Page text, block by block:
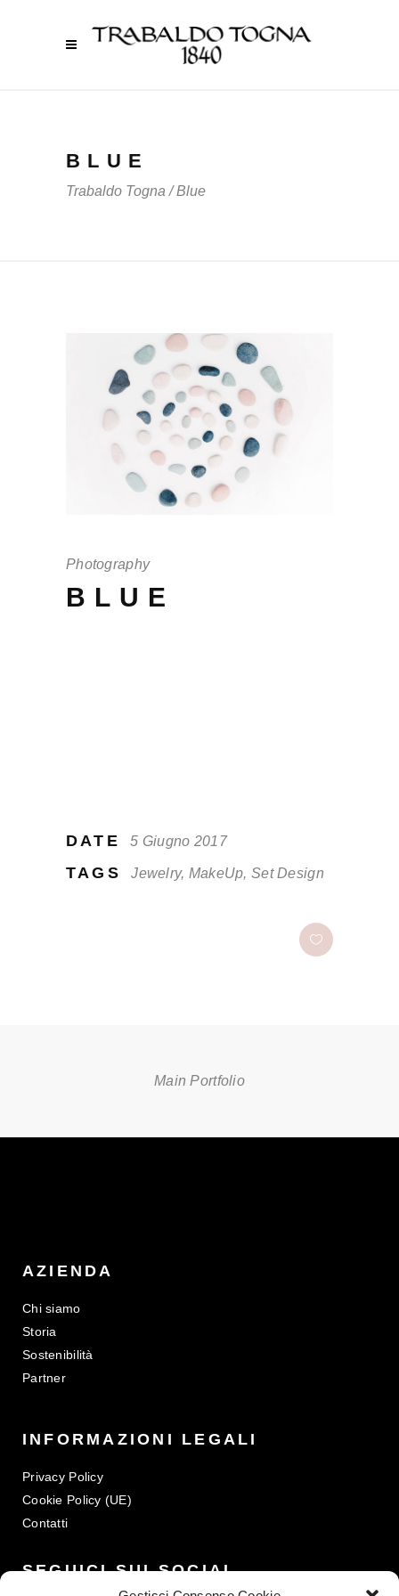
BLUE
Trabaldo Togna /Blue
Photography
BLUE
DATE 5 Giugno 2017
TAGS Jewelry, MakeUp, Set Design
Main Portfolio
AZIENDA
Chi siamo
Storia
Sostenibilità
Partner
INFORMAZIONI LEGALI
Privacy Policy
Cookie Policy (UE)
Contatti
SEGUICI SUI SOCIAL